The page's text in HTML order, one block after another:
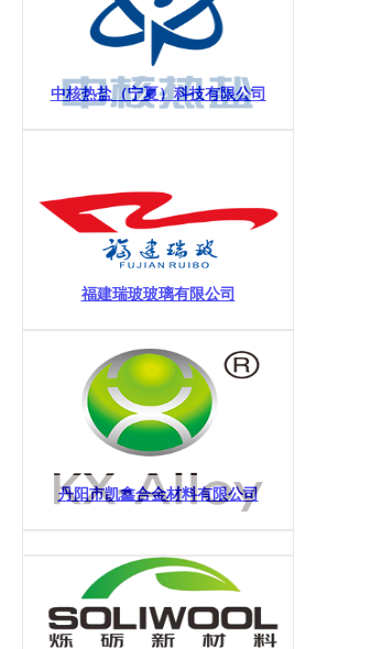
中核热盐（宁夏）科技有限公司
福建瑞玻玻璃有限公司
丹阳市凯鑫合金材料有限公司